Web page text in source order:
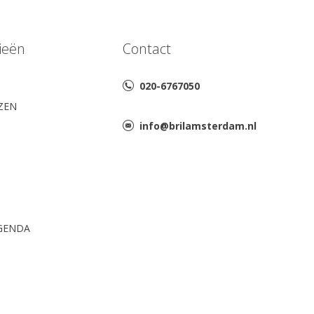
Contact
020-6767050
info@brilamsterdam.nl